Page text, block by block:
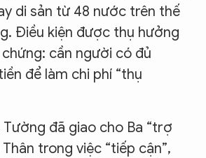
di sản từ 48 nước trên thế
Điều kiện được thụ hưởng
cần người có đủ
để làm chi phí “thụ
Tường đã giao cho Ba “trợ
trong việc “tiếp cận”,